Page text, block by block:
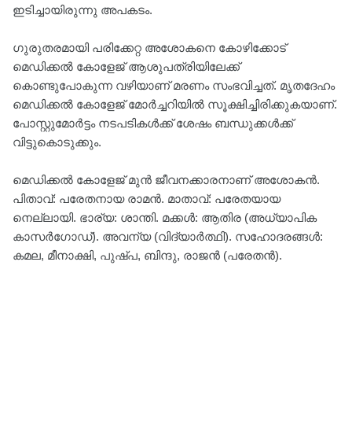
ഇടിച്ചായിരുന്നു അപകടം.
ഗുരുതരമായി പരിക്കേറ്റ അശോകനെ കോഴിക്കോട്
മെഡിക്കല്‍ കോളേജ് ആശുപത്രിയിലേക്ക്
കൊണ്ടുപോകുന്ന വഴിയാണ് മരണം സംഭവിച്ചത്. മൃതദേഹം
മെഡിക്കല്‍ കോളേജ് മോര്‍ച്ചറിയിൽ സൂക്ഷിച്ചിരിക്കുകയാണ്.
പോസ്റ്റുമോർട്ടം നടപടികൾക്ക് ശേഷം ബന്ധുക്കൾക്ക്
വിട്ടുകൊടുക്കും.
മെഡിക്കൽ കോളേജ് മുൻ ജീവനക്കാരനാണ് അശോകൻ.
പിതാവ്: പരേതനായ രാമൻ. മാതാവ്: പരേതയായ
നെല്ലായി. ഭാര്യ: ശാന്തി. മക്കള്‍: ആതിര (അധ്യാപിക
കാസര്‍ഗോഡ്). അവന്യ (വിദ്യാര്‍ത്ഥി). സഹോദരങ്ങള്‍:
കമല, മീനാക്ഷി, പുഷ്പ, ബിന്ദു, രാജന്‍ (പരേതന്‍).